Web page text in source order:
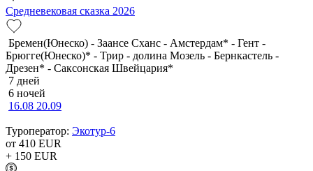
Средневековая сказка 2026
Бремен(Юнеско) - Заансе Сханс - Амстердам* - Гент -
Брюгге(Юнеско)* - Трир - долина Мозель - Бернкастель -
Дрезен* - Саксонская Швейцария*
7 дней
6 ночей
16.08 20.09
Туроператор: Экотур-6
от 410 EUR
+ 150 EUR